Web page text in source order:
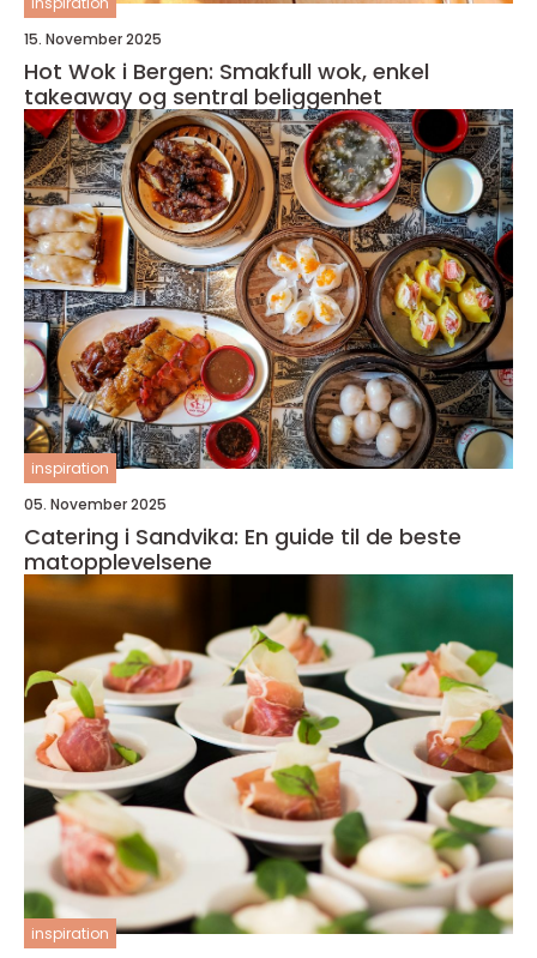
15. November 2025
Hot Wok i Bergen: Smakfull wok, enkel
takeaway og sentral beliggenhet
inspiration
05. November 2025
Catering i Sandvika: En guide til de beste
matopplevelsene
inspiration